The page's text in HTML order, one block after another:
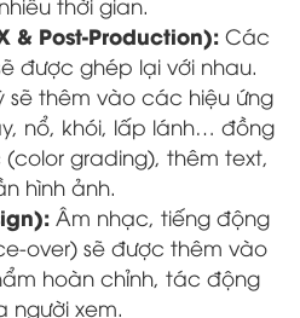
& Post-Production): Các
được ghép lại với nhau.
thêm vào các hiệu ứng
nổ, khói, lấp lánh… đồng
grading), thêm text,
hình ảnh.
Âm nhạc, tiếng động
over) sẽ được thêm vào
hoàn chỉnh, tác động
người xem.